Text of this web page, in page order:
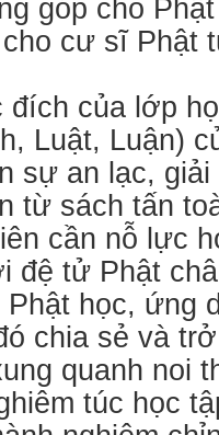
góp cho
cho cư sĩ Phật
đích của lớp
Luật, Luận)
sự an lạc,
từ sách tấn
cần nỗ lực
đệ tử Phật
học, ứng
chia sẻ và
quanh noi
túc học